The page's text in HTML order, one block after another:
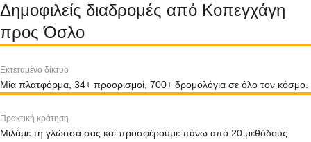
Δημοφιλείς διαδρομές από Κοπεγχάγη
προς Όσλο
Εκτεταμένο δίκτυο
Μία πλατφόρμα, 34+ προορισμοί, 700+ δρομολόγια σε όλο τον κόσμο.
Πρακτική κράτηση
Μιλάμε τη γλώσσα σας και προσφέρουμε πάνω από 20 μεθόδους